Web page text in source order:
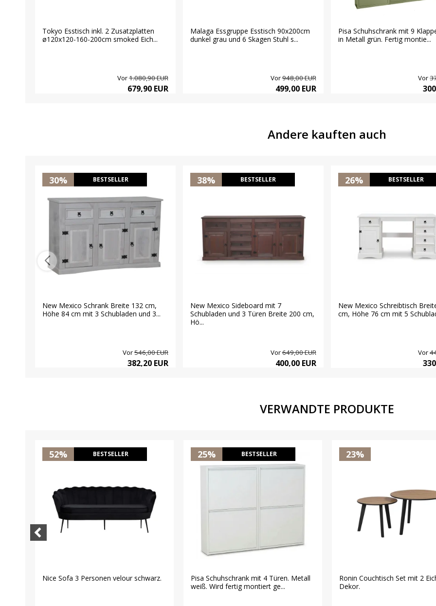
Tokyo Esstisch inkl. 2 Zusatzplatten
ø120x120-160-200cm smoked Eich...
Vor1.080,90 EUR
679,90 EUR
Malaga Essgruppe Esstisch 90x200cm
dunkel grau und 6 Skagen Stuhl s...
Vor948,00 EUR
499,00 EUR
Pisa Schuhschrank mit 9
in Metall grün. Fertig montie...
Vor
Andere kauften auch
30% BESTSELLER
New Mexico Schrank Breite 132 cm,
Höhe 84 cm mit 3 Schubladen und 3...
Vor546,00 EUR
382,20 EUR
38% BESTSELLER
New Mexico Sideboard mit 7
Schubladen und 3 Türen Breite 200 cm,
Hö...
Vor649,00 EUR
400,00 EUR
26% BESTSELLER
New Mexico Schreibtisch
cm, Höhe 76 cm mit 5
Vor
VERWANDTE PRODUKTE
52% BESTSELLER
Nice Sofa 3 Personen velour schwarz.
25% BESTSELLER
Pisa Schuhschrank mit 4 Türen. Metall
weiß. Wird fertig montiert ge...
23%
Ronin Couchtisch Set mit 2
Dekor.